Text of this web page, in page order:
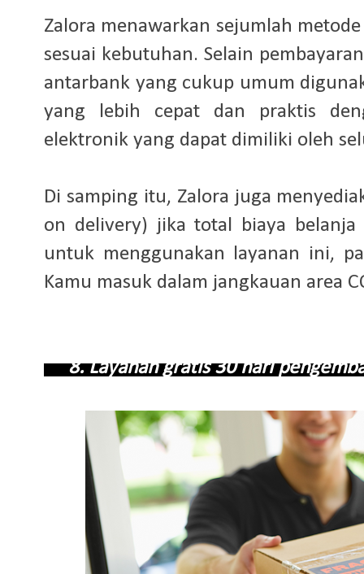
Zalora menawarkan sejumlah
sesuai kebutuhan. Selain
antarbank yang cukup umum
yang lebih cepat dan praktis
elektronik yang dapat dimiliki oleh
Di samping itu, Zalora juga
on delivery) jika total biaya
untuk menggunakan layanan ini,
Kamu masuk dalam jangkauan area
8. Layanan gratis 30 hari